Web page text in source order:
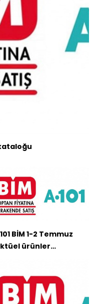
BİM 1-2 Temmuz
ürünler